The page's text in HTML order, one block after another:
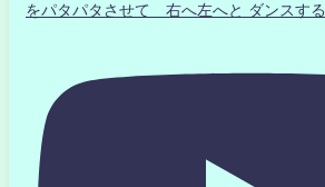
をパタパタさせて 右へ左へと ダンスする